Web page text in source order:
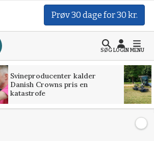
Prøv 30 dage for 30 kr.
SØGLOGINMENU
Svineproducenter kalder
Danish Crowns pris en
katastrofe